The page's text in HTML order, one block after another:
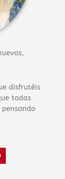
disfrutéis
todas